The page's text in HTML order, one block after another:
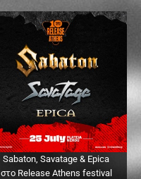
Sabaton, Savatage & Epica
στο Release Athens festival